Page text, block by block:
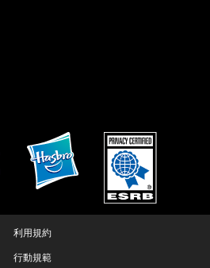
利用規約
行動規範